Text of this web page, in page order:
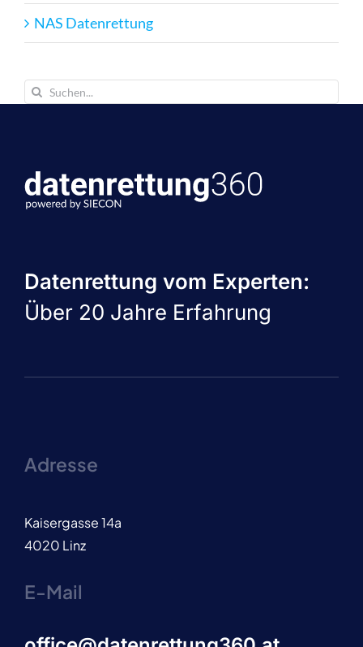
NAS Datenrettung
Suche
Datenrettung vom Experten:
Über 20 Jahre Erfahrung
Adresse
Kaisergasse 14a
4020 Linz
E-Mail